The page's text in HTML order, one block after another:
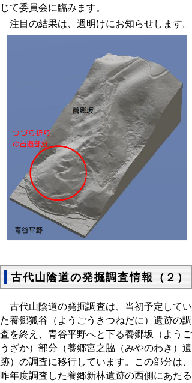
じて委員会に臨みます。
注目の結果は、週明けにお知らせします。
古代山陰道の発掘調査情報（２）
古代山陰道の発掘調査は、当初予定してい
た養郷狐谷（ようごうきつねだに）遺跡の調
査を終え、青谷平野へと下る養郷坂（ようご
うざか）部分（養郷宮之脇（みやのわき）遺
跡）の調査に移行しています。この部分は、
昨年度調査した養郷新林遺跡の西側にあたる